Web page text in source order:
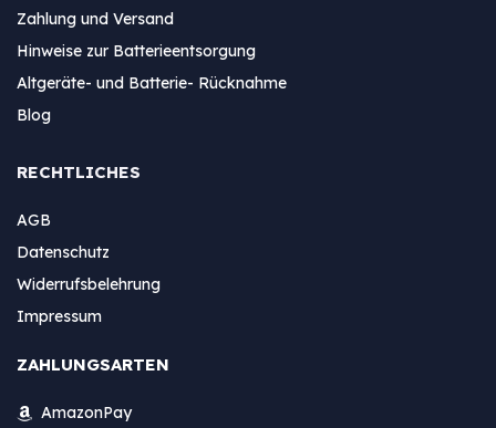
Zahlung und Versand
Hinweise zur Batterieentsorgung
Altgeräte- und Batterie- Rücknahme
Blog
RECHTLICHES
AGB
Datenschutz
Widerrufsbelehrung
Impressum
ZAHLUNGSARTEN
AmazonPay